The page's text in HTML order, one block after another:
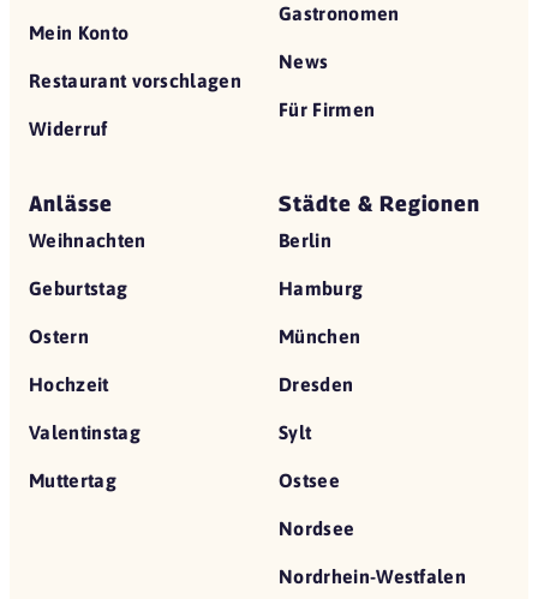
Mein Konto
Restaurant vorschlagen
Widerruf
Gastronomen
News
Für Firmen
Anlässe
Weihnachten
Geburtstag
Ostern
Hochzeit
Valentinstag
Muttertag
Städte & Regionen
Berlin
Hamburg
München
Dresden
Sylt
Ostsee
Nordsee
Nordrhein-Westfalen